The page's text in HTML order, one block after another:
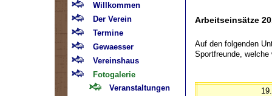
Willkommen
Der Verein
Termine
Gewaesser
Vereinshaus
Fotogalerie
Veranstaltungen
Arbeitseinsätze
Auf den folgenden
Sportfreunde,